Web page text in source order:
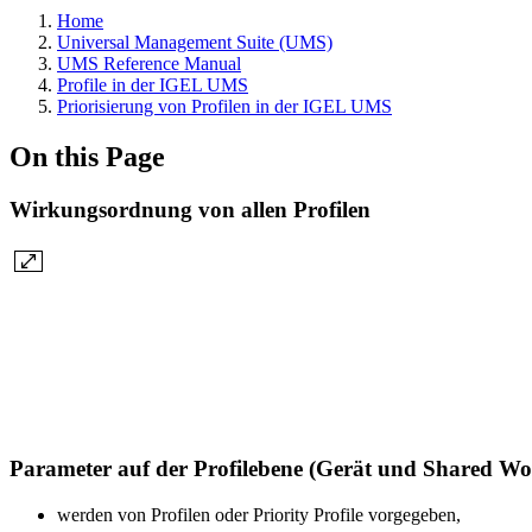
Home
Universal Management Suite (UMS)
UMS Reference Manual
Profile in der IGEL UMS
Priorisierung von Profilen in der IGEL UMS
On this Page
Wirkungsordnung von allen Profilen
Parameter auf der Profilebene (Gerät und Shared
werden von Profilen oder Priority Profile vorgegeben,